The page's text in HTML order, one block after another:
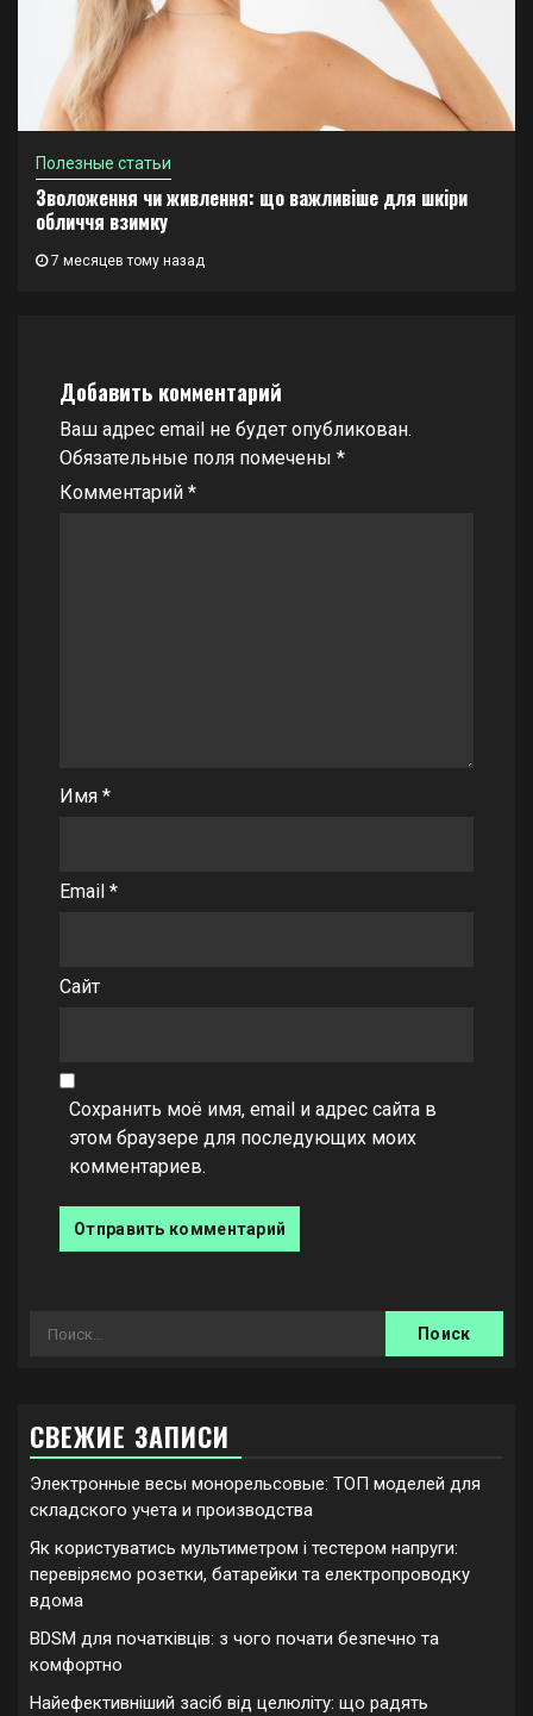
Полезные статьи
Зволоження чи живлення: що важливіше для шкіри
обличчя взимку
7 месяцев тому назад
Добавить комментарий
Ваш адрес email не будет опубликован.
Обязательные поля помечены *
Комментарий *
Имя *
Email *
Сайт
Сохранить моё имя, email и адрес сайта в
этом браузере для последующих моих
комментариев.
Найти:
СВЕЖИЕ ЗАПИСИ
Электронные весы монорельсовые: ТОП моделей для
складского учета и производства
Як користуватись мультиметром і тестером напруги:
перевіряємо розетки, батарейки та електропроводку
вдома
BDSM для початківців: з чого почати безпечно та
комфортно
Найефективніший засіб від целюліту: що радять